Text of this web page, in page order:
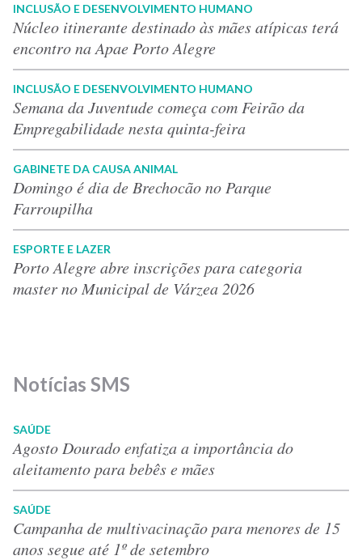
INCLUSÃO E DESENVOLVIMENTO HUMANO
Núcleo itinerante destinado às mães atípicas terá
encontro na Apae Porto Alegre
INCLUSÃO E DESENVOLVIMENTO HUMANO
Semana da Juventude começa com Feirão da
Empregabilidade nesta quinta-feira
GABINETE DA CAUSA ANIMAL
Domingo é dia de Brechocão no Parque
Farroupilha
ESPORTE E LAZER
Porto Alegre abre inscrições para categoria
master no Municipal de Várzea 2026
Notícias SMS
SAÚDE
Agosto Dourado enfatiza a importância do
aleitamento para bebês e mães
SAÚDE
Campanha de multivacinação para menores de 15
anos segue até 1º de setembro